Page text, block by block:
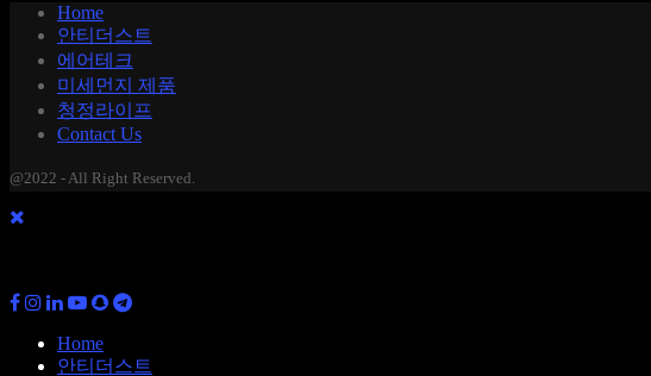
Home
안티더스트
에어테크
미세먼지 제품
청정라이프
Contact Us
@2022 - All Right Reserved.
Home
안티더스트